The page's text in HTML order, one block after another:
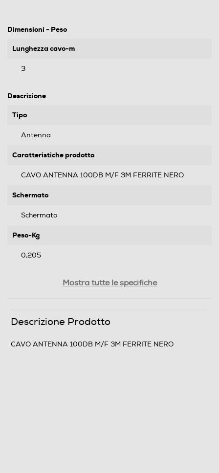
Dimensioni - Peso
Lunghezza cavo-m
3
Descrizione
Tipo
Antenna
Caratteristiche prodotto
CAVO ANTENNA 100DB M/F 3M FERRITE NERO
Schermato
Schermato
Peso-Kg
0,205
Informazioni sulla sicurezza del prodotto
Mostra tutte le specifiche
Descrizione Prodotto
CAVO ANTENNA 100DB M/F 3M FERRITE NERO